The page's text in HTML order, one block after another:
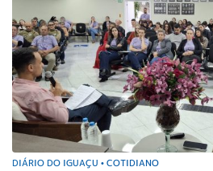
DIÁRIO DO IGUAÇU • COTIDIANO